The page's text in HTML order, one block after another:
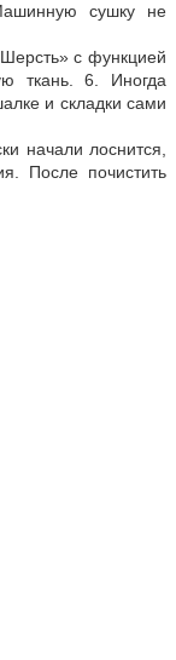
сушку не
с функцией
ткань. 6. Иногда
и складки сами
начали лоснится,
После почистить